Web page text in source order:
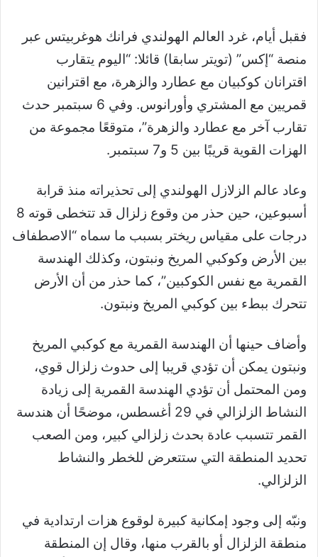
فقبل أيام، غرد العالم الهولندي فرانك هوغربيتس عبر
منصة “إكس” (تويتر سابقا) قائلا: “اليوم يتقارب
اقترانان كوكبيان مع عطارد والزهرة، مع اقترانين
قمريين مع المشتري وأورانوس. وفي 6 سبتمبر حدث
تقارب آخر مع عطارد والزهرة”، متوقعًا مجموعة من
الهزات القوية قريبًا بين 5 و7 سبتمبر.
وعاد عالم الزلازل الهولندي إلى تحذيراته منذ قرابة
أسبوعين، حين حذر من وقوع زلزال قد تتخطى قوته 8
درجات على مقياس ريختر بسبب ما سماه “الاصطفاف
بين الأرض وكوكبي المريخ ونبتون، وكذلك الهندسة
القمرية مع نفس الكوكبين”، كما حذر من أن الأرض
تتحرك ببطء بين كوكبي المريخ ونبتون.
وأضاف حينها أن الهندسة القمرية مع كوكبي المريخ
ونبتون يمكن أن تؤدي قريبا إلى حدوث زلزال قوي،
ومن المحتمل أن تؤدي الهندسة القمرية إلى زيادة
النشاط الزلزالي في 29 أغسطس، موضحًا أن هندسة
القمر تتسبب عادة بحدث زلزالي كبير، ومن الصعب
تحديد المنطقة التي ستتعرض للخطر والنشاط
الزلزالي.
ونبّه إلى وجود إمكانية كبيرة لوقوع هزات ارتدادية في
منطقة الزلزال أو بالقرب منها، وقال إن المنطقة